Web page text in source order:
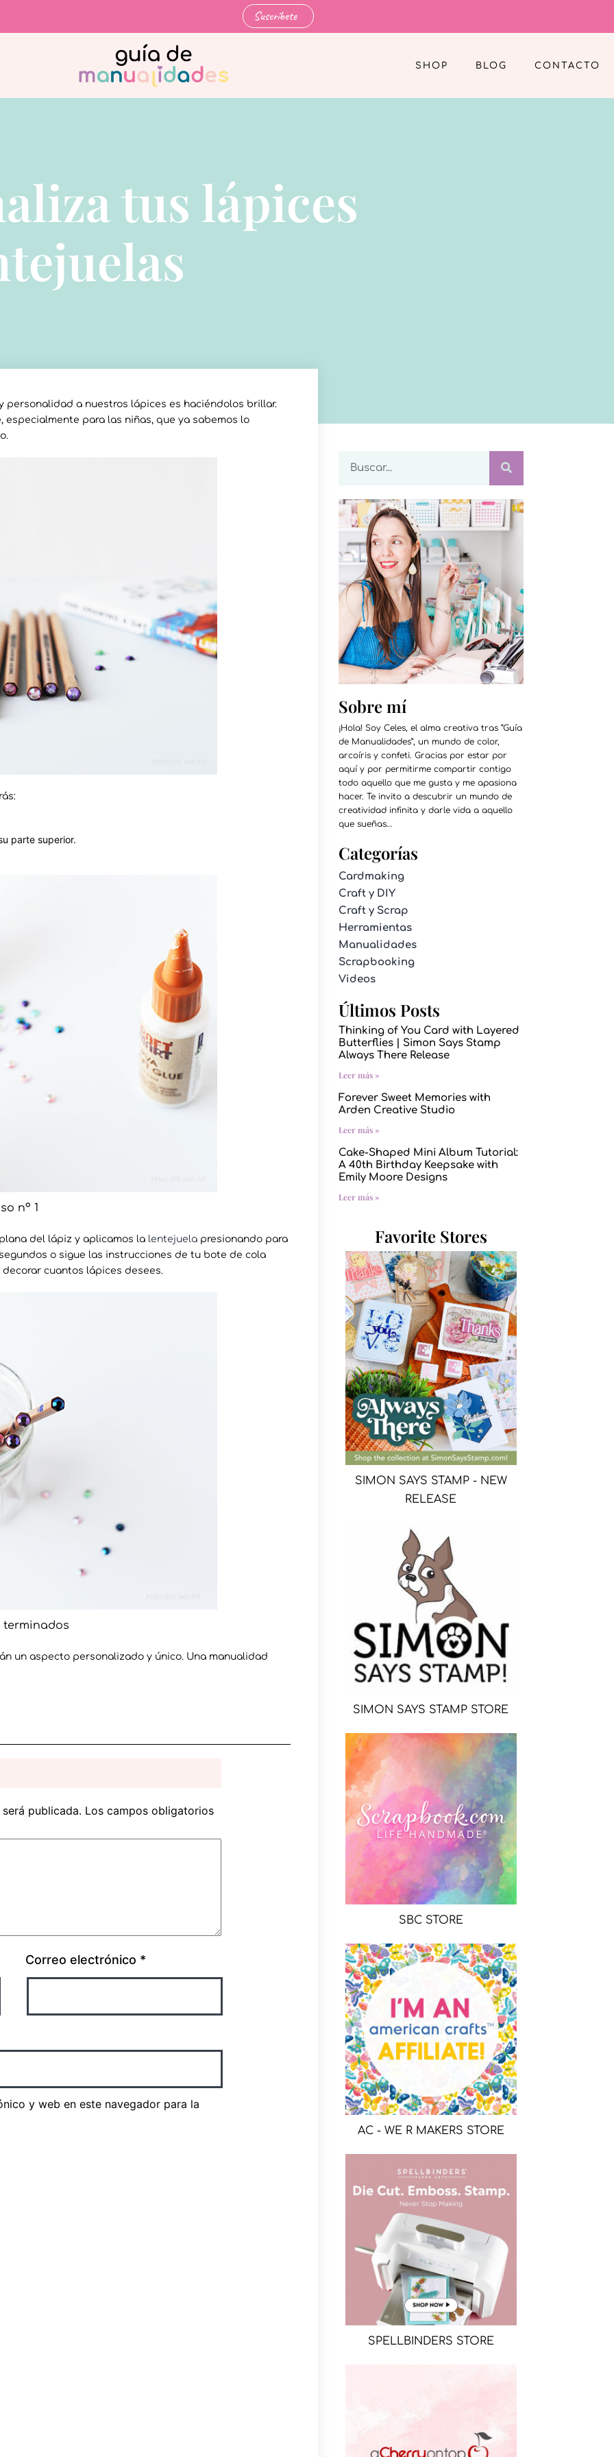
Suscríbete
SHOP BLOG CONTACTO
tus lápices
a nuestros lápices es haciéndolos brillar.
para las niñas, que ya sabemos lo
parte superior.
nº 1
del lápiz y aplicamos la lentejuela presionando para
o sigue las instrucciones de tu bote de cola
cuantos lápices desees.
terminados
un aspecto personalizado y único. Una manualidad
publicada. Los campos obligatorios
Correo electrónico *
y web en este navegador para la
Sobre mí
¡Hola! Soy Celes, el alma creativa tras “Guía
de Manualidades”, un mundo de color,
arcoíris y confeti. Gracias por estar por
aquí y por permitirme compartir contigo
todo aquello que me gusta y me apasiona
hacer. Te invito a descubrir un mundo de
creatividad infinita y darle vida a aquello
que sueñas…
Categorías
Cardmaking
Craft y DIY
Craft y Scrap
Herramientas
Manualidades
Scrapbooking
Videos
Últimos Posts
Thinking of You Card with Layered
Butterflies | Simon Says Stamp
Always There Release
Leer más »
Forever Sweet Memories with
Arden Creative Studio
Leer más »
Cake-Shaped Mini Album Tutorial:
A 40th Birthday Keepsake with
Emily Moore Designs
Leer más »
Favorite Stores
SIMON SAYS STAMP - NEW
RELEASE
SIMON SAYS STAMP STORE
SBC STORE
AC - WE R MAKERS STORE
SPELLBINDERS STORE